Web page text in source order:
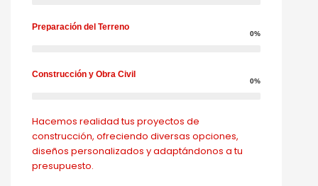
Preparación del Terreno
0%
Construcción y Obra Civil
0%
Hacemos realidad tus proyectos de
construcción, ofreciendo diversas opciones,
diseños personalizados y adaptándonos a tu
presupuesto.